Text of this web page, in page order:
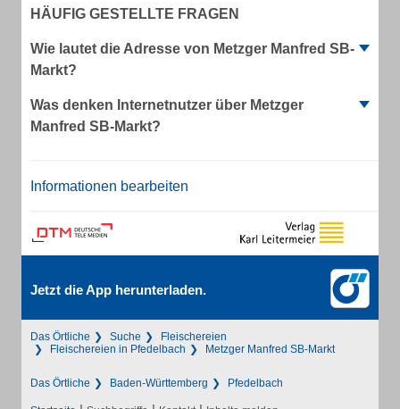
HÄUFIG GESTELLTE FRAGEN
Wie lautet die Adresse von Metzger Manfred SB-
Markt?
Was denken Internetnutzer über Metzger
Manfred SB-Markt?
Informationen bearbeiten
Jetzt die App herunterladen.
Das Örtliche Suche
Fleischereien
Fleischereien in Pfedelbach
Metzger Manfred SB-Markt
Das Örtliche Baden-Württemberg Pfedelbach